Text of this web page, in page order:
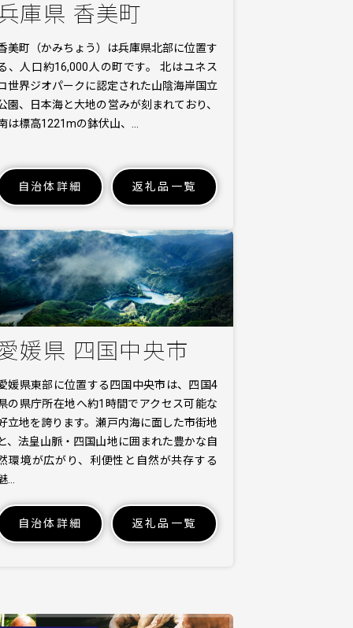
庫県 香美町
美町（かみちょう）は兵庫県北部に位置す
、人口約16,000人の町です。 北はユネス
世界ジオパークに認定された山陰海岸国立
園、日本海と大地の営みが刻まれており、
は標高1221mの鉢伏山、…
自治体詳細 返礼品一覧
媛県 四国中央市
媛県東部に位置する四国中央市は、四国4
の県庁所在地へ約1時間でアクセス可能な
立地を誇ります。瀬戸内海に面した市街地
、法皇山脈・四国山地に囲まれた豊かな自
環境が広がり、利便性と自然が共存する
…
自治体詳細 返礼品一覧